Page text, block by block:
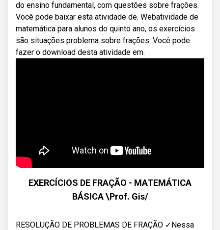
do ensino fundamental, com questões sobre frações.
Você pode baixar esta atividade de. Webatividade de
matemática para alunos do quinto ano, os exercícios
são situações problema sobre frações. Você pode
fazer o download desta atividade em.
EXERCÍCIOS DE FRAÇÃO - MATEMÁTICA
BÁSICA \Prof. Gis/
RESOLUÇÃO DE PROBLEMAS DE FRAÇÃO ✓Nessa